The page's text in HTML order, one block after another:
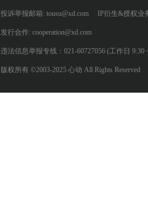
投诉举报邮箱: tousu@xd.com IP衍生&授权业
发行合作: cooperation@xd.com
违法信息举报专线：021-60727056 (工作日 9:30
版权所有 ©2003-2025 心动 All Rights Reserved